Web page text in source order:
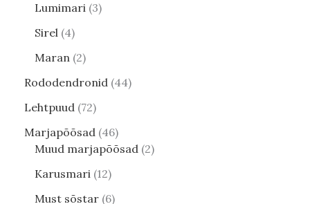
Lumimari 3
Sirel 4
Maran 2
Rododendronid 44
Lehtpuud 72
Marjapõõsad 46
Muud marjapõõsad 2
Karusmari 12
Must sõstar 6